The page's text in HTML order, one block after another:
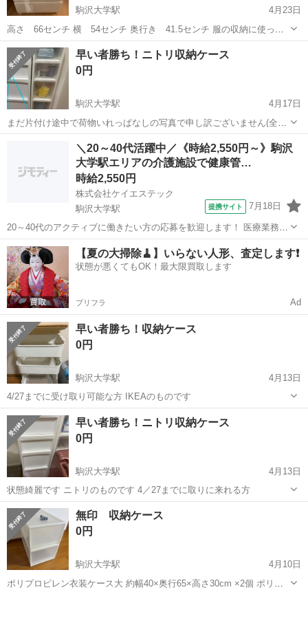
駒沢大学駅
4月23日
高さ 66センチ 横 54センチ 奥行き 41.5センチ 服の収納に使って
いました 使用して2ヶ月経っていないので汚れなどはほぼございませ
ん。 ・3段の引き出しタイプです ・軽くて持ち運びしやすいです ・目
立つ傷や汚...
東京 目黒区 駒沢大学駅 収納家具
早い者勝ち！ニトリ収納ケース
0円
駒沢大学駅
4月17日
まだ片付け途中で荷物いれっぱなしの写真で申し訳ございません(全部
取り出します） 4/27までに受け取り可能な方 ニトリの収納ケースです
【外寸(約)】 幅18×奥行40×高さ85cm
駒沢大学駅 収納家具 ニトリ
＼20～40代活躍中／《時給2,550円～》駒沢
大学駅エリアの介護施設で健康管…
時給2,550円
株式会社ケイエステック
駒沢大学駅
提携サイト 7月18日
20～40代のアクティブに働きたい方の応募を歓迎します！ 医療業務
地域に貢献 ほのぼの介護施設 KS2 【アピールポイント】 *最短3日で
お仕事開始!スピーディーでスムーズな転職* *お仕事にブランクのある
方も積極採...
東京 駒沢大学駅 看護師
【夏の大掃除🧹】いらない人形、査定します❗️
状態が悪くてもOK！最大限買取します
プリフラ Ad
早い者勝ち！収納ケース
0円
駒沢大学駅
4月13日
4/27までに受け取り可能な方 IKEAのものです
東京 世田谷区 駒沢大学駅 収納家具
早い者勝ち！ニトリ収納ケース
0円
駒沢大学駅
4月13日
状態綺麗です ニトリのものです 4／27までに取りに来れる方
東京 世田谷区 駒沢大学駅
無印 収納ケース
0円
駒沢大学駅
4月10日
ポリプロピレン衣装ケース大 約幅40×奥行65×高さ30cm ×2個 ポリプ